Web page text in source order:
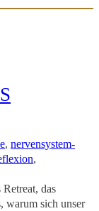
, nervensystem-
das
warum sich unser